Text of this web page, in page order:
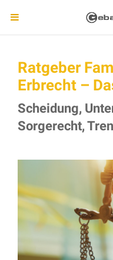
Ratgeber
Erbrecht –
Scheidung,
Sorgerecht,